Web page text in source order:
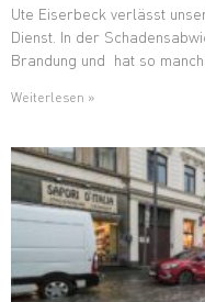
Ute Eiserbeck verlässt
Dienst. In der
Brandung und hat so
Weiterlesen »